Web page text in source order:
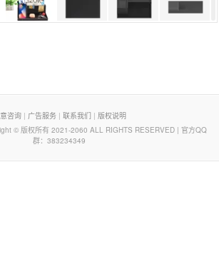
咨询| 广告服务| 联系我们 | 版权说明
© 版权所有 2021-2060 ALL RIGHTS RESERVED | 官方QQ
群：383234349